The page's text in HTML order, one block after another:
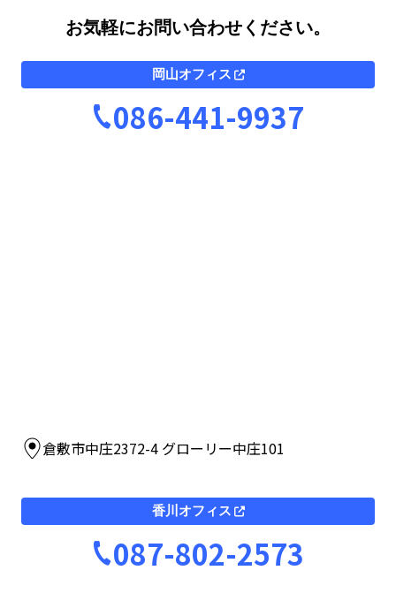
お気軽にお問い合わせください。
岡山オフィス
086-441-9937
倉敷市中庄2372-4 グローリー中庄101
香川オフィス
087-802-2573